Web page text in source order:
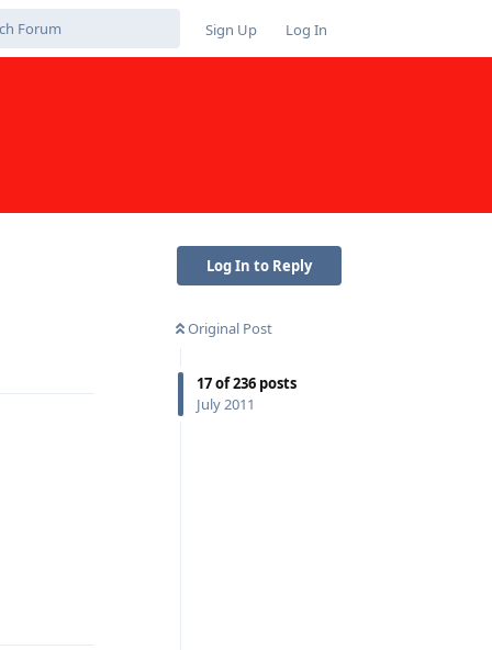
Sign Up Log In
Log In to Reply
Original Post
17of236 posts
July 2011